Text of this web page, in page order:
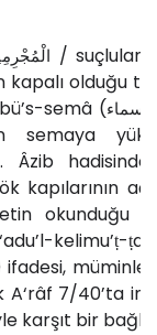
/
kapalı olduğu
semâ (
semaya
hadisinde
kapılarının
okunduğu
kelimu’ṭ-
ifadesi,
7/40’ta
karşıt bir